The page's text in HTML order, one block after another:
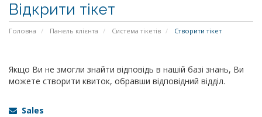
Відкрити тікет
Головна Панель клієнта Система тікетів Створити тікет
Якщо Ви не змогли знайти відповідь в нашій базі знань, Ви
можете створити квиток, обравши відповідний відділ.
Sales